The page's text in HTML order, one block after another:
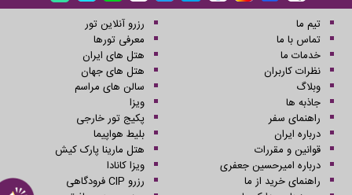
تیم ما
تماس با ما
خدمات ما
نظرات کاربران
وبلاگ
جاذبه ها
راهنمای سفر
درباره ایران
قوانین و مقررات
درباره امیرحسین جعفری
راهنمای خرید از ما
رزرو آنلاین تور
معرفی تورها
هتل های ایران
هتل های جهان
سالن های مراسم
ویزا
پکیج تور خارجی
بلیط هواپیما
هتل مارینا پارک کیش
ویزا کانادا
رزرو CIP فرودگاهی